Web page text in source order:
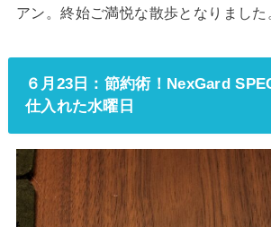
アン。終始ご満悦な散歩となりました
６月23日：節約術！NexGard
仕入れた水曜日